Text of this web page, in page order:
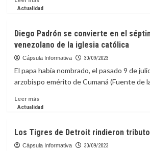
más
Vives
recibió
un
doctorado
causa
la
Barranquilla
Actualidad
Diego Padrón se convierte en el
venezolano de la iglesia católica
Cápsula Informativa 30/09/2023
El papa había nombrado, el pasado 9 de
arzobispo emérito de Cumaná (Fuente de
Leer másLeer
más
Padrón
se
Actualidad
Los Tigres de Detroit rindieron
Cápsula Informativa 30/09/2023